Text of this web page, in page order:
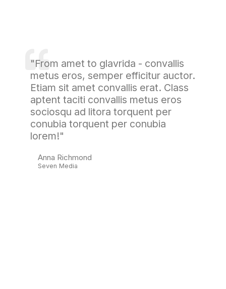
"From amet to glavrida - convallis
metus eros, semper efficitur auctor.
Etiam sit amet convallis erat. Class
aptent taciti convallis metus eros
sociosqu ad litora torquent per
conubia torquent per conubia
lorem!"
Anna Richmond
Seven Media